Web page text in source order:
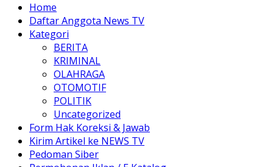
Home
Daftar Anggota News TV
Kategori
BERITA
KRIMINAL
OLAHRAGA
OTOMOTIF
POLITIK
Uncategorized
Form Hak Koreksi & Jawab
Kirim Artikel ke NEWS TV
Pedoman Siber